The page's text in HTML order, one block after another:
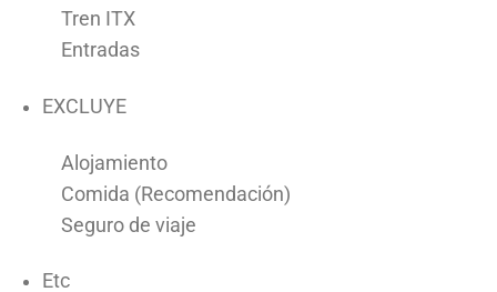
Tren ITX
Entradas
EXCLUYE
Alojamiento
Comida (Recomendación)
Seguro de viaje
Etc